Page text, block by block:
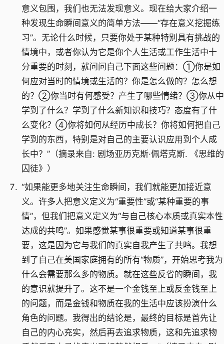
意义包围，我们也无法发现意义。现在给大家介绍一
种发现生命瞬间意义的简单方法——“存在意义挖掘练
习”。无论什么时候，只要你处于某种特别具有挑战的
情境中，或者你认为它是你个人生活或工作生活中十
分重要的时刻，就问问自己下面这些问题：①你是如
何应对当时的情境或生活的？你是怎么做的？怎么想
的？②你当时有何感受？产生了哪些情绪？③你从中
学到了什么？学到了什么新知识和技巧？态度有了什
么变化？④你将如何从经历中成长？你将如何把自己
学到的东西，特别是对自己的主要认识应用到个人成
长中？”（摘录来自: 剧场亚历克斯·佩塔克斯. 《思维的
囚徒》）
“如果能更多地关注生命瞬间，我们就能更加接近意
义。许多人把意义定义为“重要性”或“某种重要的事
情”，但我们把意义定义为“与自己核心本质或真实本性
达成的共鸣”。如果感觉某事很重要或知道某事很重
要，这是因为它与我们的真实自我产生了共鸣。我想
到了自己在美国家庭拥有的所有“物质”，开始思考我为
什么会需要那么多的物质。就在这些反省的瞬间，我
的意识就提升了。这不是一个金钱至上或反金钱至上
的问题，而是金钱和物质在我的生活中应该扮演什么
角色的问题。我得出的结论是，最终的目标是首先让
自己的内心充实，然后再去追求物质，这和先追求物